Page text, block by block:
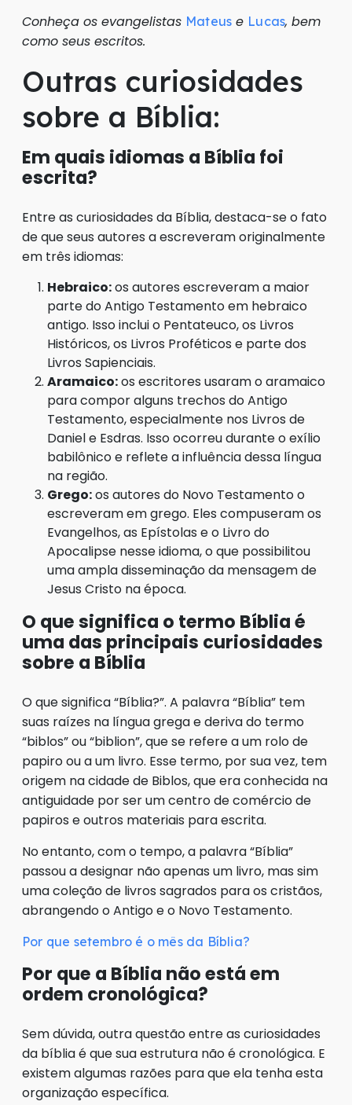
Conheça os evangelistas Mateus e Lucas, bem
como seus escritos.
Outras curiosidades
sobre a Bíblia:
Em quais idiomas a Bíblia foi
escrita?
Entre as curiosidades da Bíblia, destaca-se o fato
de que seus autores a escreveram originalmente
em três idiomas:
Hebraico:os autores escreveram a maior
parte do Antigo Testamento em hebraico
antigo. Isso inclui o Pentateuco, os Livros
Históricos, os Livros Proféticos e parte dos
Livros Sapienciais.
Aramaico:os escritores usaram o aramaico
para compor alguns trechos do Antigo
Testamento, especialmente nos Livros de
Daniel e Esdras. Isso ocorreu durante o exílio
babilônico e reflete a influência dessa língua
na região.
Grego:os autores do Novo Testamento o
escreveram em grego. Eles compuseram os
Evangelhos, as Epístolas e o Livro do
Apocalipse nesse idioma, o que possibilitou
uma ampla disseminação da mensagem de
Jesus Cristo na época.
O que significa o termo Bíblia é
uma das principais curiosidades
sobre a Bíblia
O que significa “Bíblia?”. A palavra “Bíblia” tem
suas raízes na língua grega e deriva do termo
“biblos” ou “biblion”, que se refere a um rolo de
papiro ou a um livro. Esse termo, por sua vez, tem
origem na cidade de Biblos, que era conhecida na
antiguidade por ser um centro de comércio de
papiros e outros materiais para escrita.
No entanto, com o tempo, a palavra “Bíblia”
passou a designar não apenas um livro, mas sim
uma coleção de livros sagrados para os cristãos,
abrangendo o Antigo e o Novo Testamento.
Por que setembro é o mês da Bíblia?
Por que a Bíblia não está em
ordem cronológica?
Sem dúvida, outra questão entre as curiosidades
da bíblia é que sua estrutura não é cronológica. E
existem algumas razões para que ela tenha esta
organização específica.